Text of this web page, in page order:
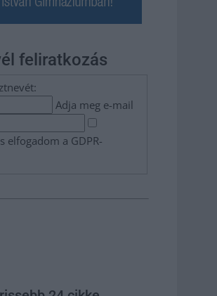
feliratkozás
Adja meg e-mail
elfogadom a GDPR-